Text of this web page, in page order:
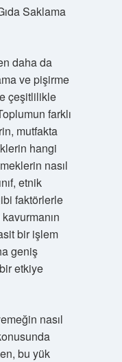
Saklama
daha da
ve pişirme
çeşitlilikle
farklı
mutfakta
hangi
nasıl
etnik
faktörlerle
bir işlem
geniş
etkiye
nasıl
bu yük